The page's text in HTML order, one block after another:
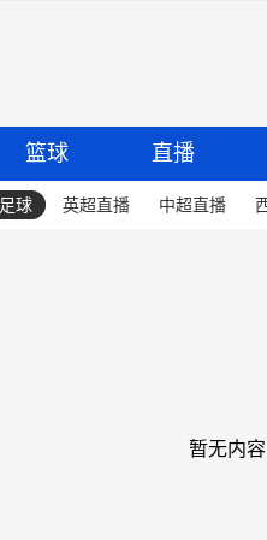
篮球 直播
足球 英超直播 中超直播
暂无内容